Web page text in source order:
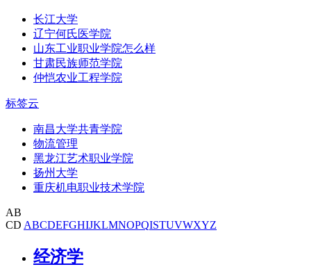
长江大学
辽宁何氏医学院
山东工业职业学院怎么样
甘肃民族师范学院
仲恺农业工程学院
标签云
南昌大学共青学院
物流管理
黑龙江艺术职业学院
扬州大学
重庆机电职业技术学院
AB
CD ABCDEFGHIJKLMNOPQISTUVWXYZ
经济学